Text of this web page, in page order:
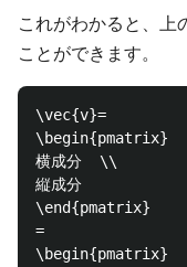
これがわかると、上
ことができます。
\vec{v}=
\begin{pmatrix}
横成分  \\
縦成分
\end{pmatrix}
=
\begin{pmatrix}